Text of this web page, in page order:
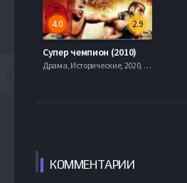
2.9
4.0
Супер чемпион (2010)
Драма, Исторические, 2020, 720hd, mobilen
КОММЕНТАРИИ